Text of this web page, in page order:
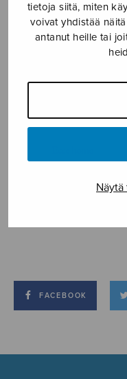
tietoja siitä, miten
voivat yhdistää
antanut heille tai
4.6.2026
FACEBOOK